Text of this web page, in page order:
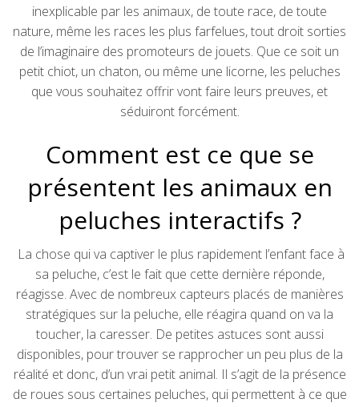
inexplicable par les animaux, de toute race, de toute
nature, même les races les plus farfelues, tout droit sorties
de l’imaginaire des promoteurs de jouets. Que ce soit un
petit chiot, un chaton, ou même une licorne, les peluches
que vous souhaitez offrir vont faire leurs preuves, et
séduiront forcément.
Comment est ce que se
présentent les animaux en
peluches interactifs ?
La chose qui va captiver le plus rapidement l’enfant face à
sa peluche, c’est le fait que cette dernière réponde,
réagisse. Avec de nombreux capteurs placés de manières
stratégiques sur la peluche, elle réagira quand on va la
toucher, la caresser. De petites astuces sont aussi
disponibles, pour trouver se rapprocher un peu plus de la
réalité et donc, d’un vrai petit animal. Il s’agit de la présence
de roues sous certaines peluches, qui permettent à ce que